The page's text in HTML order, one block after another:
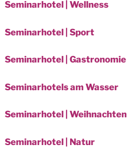
Seminarhotel | Wellness
Seminarhotel | Sport
Seminarhotel | Gastronomie
Seminarhotels am Wasser
Seminarhotel | Weihnachten
Seminarhotel | Natur